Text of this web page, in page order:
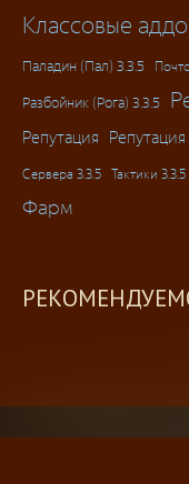
Классовые
Паладин (Пал) 3.3.5
Разбойник (Рога) 3.3.5
Репутация Репутация
Сервера 3.3.5 Тактики 3.3.5
Фарм